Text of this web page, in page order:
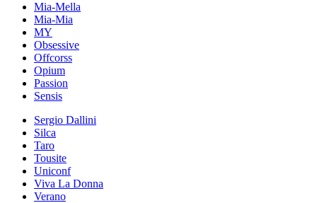
Mia-Mella
Mia-Mia
MY
Obsessive
Offcorss
Opium
Passion
Sensis
Sergio Dallini
Silca
Taro
Tousite
Uniconf
Viva La Donna
Verano